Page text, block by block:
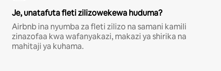
Je, unatafuta fleti zilizowekewa huduma?
Airbnb ina nyumba za fleti zilizo na samani kamili
zinazofaa kwa wafanyakazi, makazi ya shirika na
mahitaji ya kuhama.